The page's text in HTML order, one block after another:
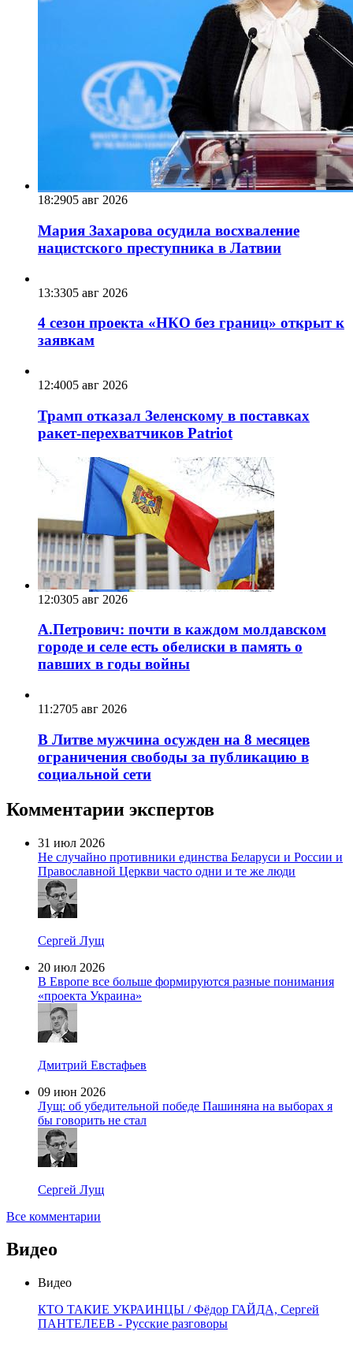
18:2905 авг 2026
Мария Захарова осудила восхваление
нацистского преступника в Латвии
13:3305 авг 2026
4 сезон проекта «НКО без границ» открыт к
заявкам
12:4005 авг 2026
Трамп отказал Зеленскому в поставках
ракет-перехватчиков Patriot
12:0305 авг 2026
А.Петрович: почти в каждом молдавском
городе и селе есть обелиски в память о
павших в годы войны
11:2705 авг 2026
В Литве мужчина осужден на 8 месяцев
ограничения свободы за публикацию в
социальной сети
Комментарии экспертов
31 июл 2026
Не случайно противники единства Беларуси и России и
Православной Церкви часто одни и те же люди
Сергей Лущ
20 июл 2026
В Европе все больше формируются разные понимания
«проекта Украина»
Дмитрий Евстафьев
09 июн 2026
Лущ: об убедительной победе Пашиняна на выборах я
бы говорить не стал
Сергей Лущ
Все комментарии
Видео
Видео
КТО ТАКИЕ УКРАИНЦЫ / Фёдор ГАЙДА, Сергей
ПАНТЕЛЕЕВ - Русские разговоры